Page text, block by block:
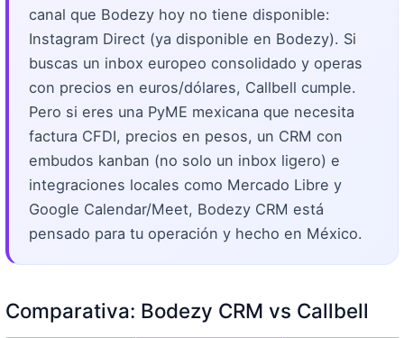
canal que Bodezy hoy no tiene disponible:
Instagram Direct (ya disponible en Bodezy). Si
buscas un inbox europeo consolidado y operas
con precios en euros/dólares, Callbell cumple.
Pero si eres una PyME mexicana que necesita
factura CFDI, precios en pesos, un CRM con
embudos kanban (no solo un inbox ligero) e
integraciones locales como Mercado Libre y
Google Calendar/Meet, Bodezy CRM está
pensado para tu operación y hecho en México.
Comparativa: Bodezy CRM vs Callbell